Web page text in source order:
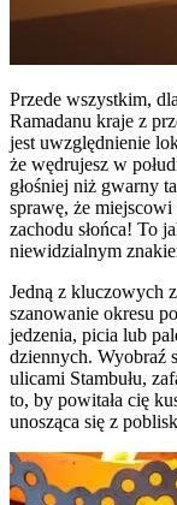
Przede wszystkim,
Ramadanu kraje z
jest uwzględnienie
że wędrujesz w
głośniej niż gwarny
sprawę, że
zachodu słońca! To
niewidzialnym
Jedną z kluczowych
szanowanie okresu
jedzenia, picia lub
dziennych. Wyobraź
ulicami Stambułu,
to, by powitała cię
unosząca się z